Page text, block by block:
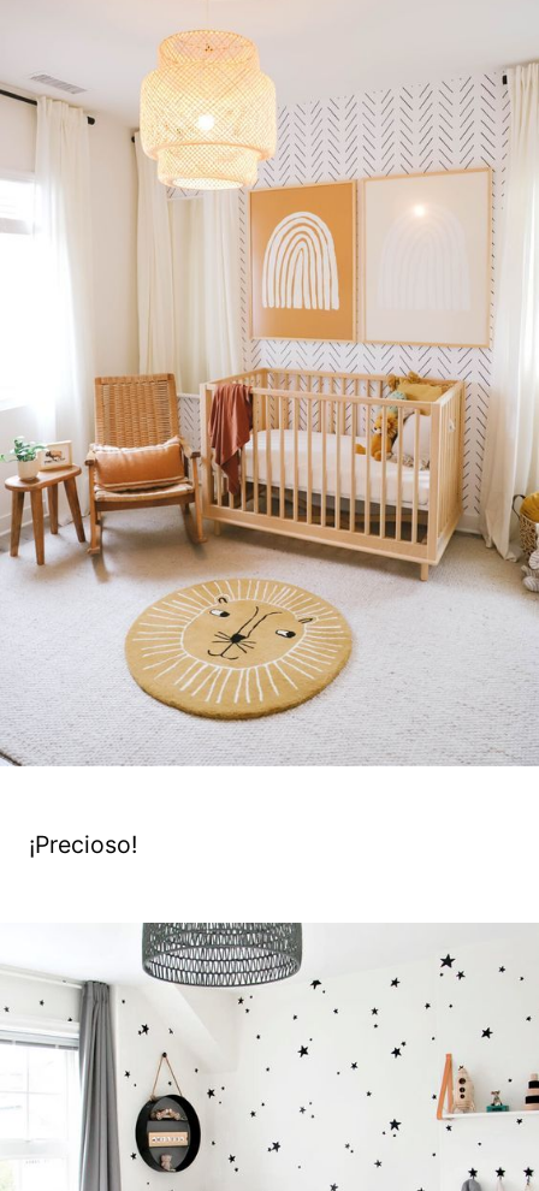
¡Precioso!